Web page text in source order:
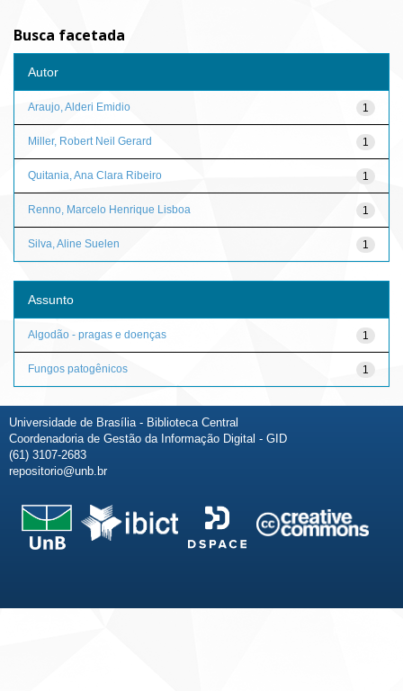
Busca facetada
Autor
1
Araujo, Alderi Emidio
1
Miller, Robert Neil Gerard
1
Quitania, Ana Clara Ribeiro
1
Renno, Marcelo Henrique Lisboa
1
Silva, Aline Suelen
Assunto
1
Algodão - pragas e doenças
1
Fungos patogênicos
Universidade de Brasília - Biblioteca Central
Coordenadoria de Gestão da Informação Digital - GID
(61) 3107-2683
repositorio@unb.br